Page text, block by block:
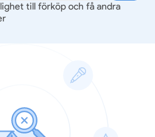
till förköp och få andra